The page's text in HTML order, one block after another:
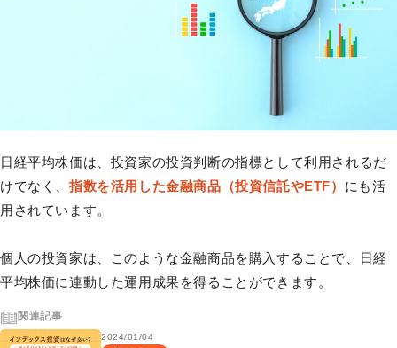
日経平均株価は、投資家の投資判断の指標として利用されるだ
けでなく、 指数を活用した金融商品（投資信託やETF） にも活
用されています。
個人の投資家は、このような金融商品を購入することで、日経
平均株価に連動した運用成果を得ることができます。
関連記事
2024/01/04